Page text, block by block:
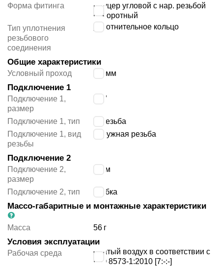
Форма фитинга
штуцер угловой с нар. резьбой
поворотный
Тип уплотнения
резьбового
соединения
уплотнительное кольцо
Общие характеристики
Условный проход мм
Подключение 1
Подключение 1,
размер
3/8″
Подключение 1, тип
G резьба
Подключение 1, вид
резьбы
наружная резьба
Подключение 2
Подключение 2,
размер
8 мм
Подключение 2, тип трубка
Массо-габаритные и монтажные характеристики
Масса 56 г
Условия эксплуатации
Рабочая среда
сжатый воздух в соответствии с
ISO 8573-1:2010 [7:-:-]